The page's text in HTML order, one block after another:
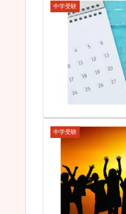
中学受験
中学受験